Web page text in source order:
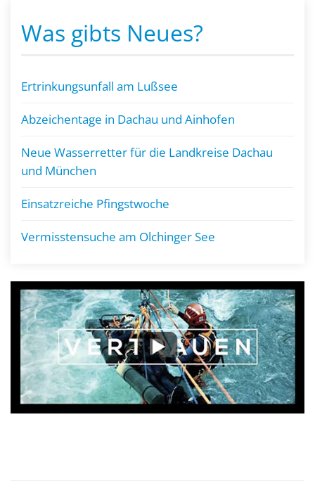
Was gibts Neues?
Ertrinkungsunfall am Lußsee
Abzeichentage in Dachau und Ainhofen
Neue Wasserretter für die Landkreise Dachau
und München
Einsatzreiche Pfingstwoche
Vermisstensuche am Olchinger See